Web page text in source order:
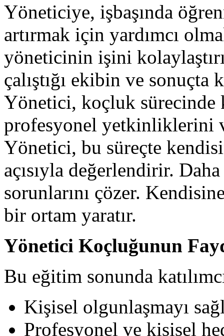
Yöneticiye, işbaşında
artırmak için yardımcı
yöneticinin işini
çalıştığı ekibin ve sonuçta
Yönetici, koçluk sürecinde
profesyonel yetkinliklerini
Yönetici, bu süreçte
açısıyla değerlendirir.
sorunlarını çözer.
bir ortam yaratır.
Yönetici Koçluğunun
Bu eğitim sonunda
Kişisel olgunlaşmayı
Profesyonel ve kişisel